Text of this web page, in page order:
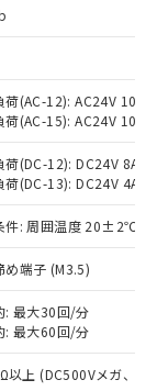
荷(AC-12): AC24V 10A/
荷(AC-15): AC24V
荷(DC-12): DC24V 8A/
荷(DC-13): DC24V 4A/
件: 周囲温度 20±2℃、
め端子 (M3.5)
: 最大30回/分
: 最大60回/分
以上 (DC500Vメガ、点
のうえ
業取扱
価格
ので
には、
もある
質）の
品で
の非含
のある
質）の
出す予
質）の
認中の
で、有
として
RoHSの
の
。